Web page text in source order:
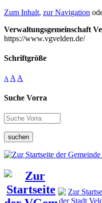
Zum Inhalt, zur Navigation
Verwaltungsgemeinschaft
https://www.vgvelden.de/
Schriftgröße
A A A
Suche Vorra
suchen